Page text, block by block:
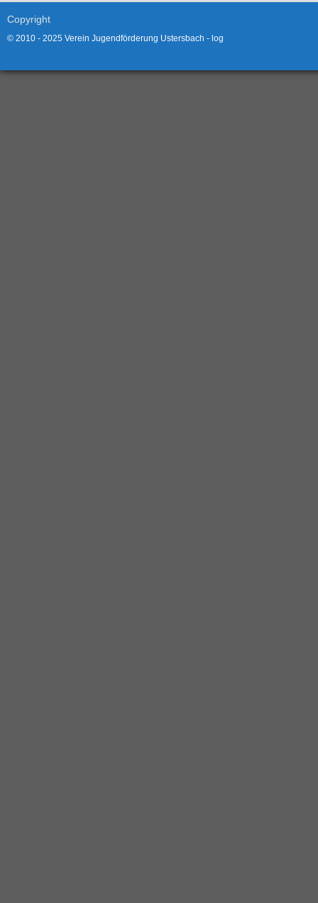
Copyright
© 2010 - 2025 Verein Jugendförderung Ustersbach - log